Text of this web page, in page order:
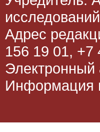
Адрес
156 19 01, +7
Электронный
Информация